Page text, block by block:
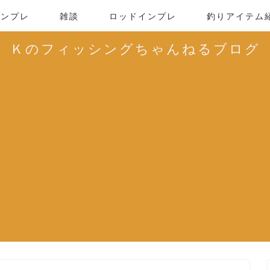
プレ 雑談 ロッドインプレ 釣りアイテム
Ｋのフィッシングちゃんねるブログ